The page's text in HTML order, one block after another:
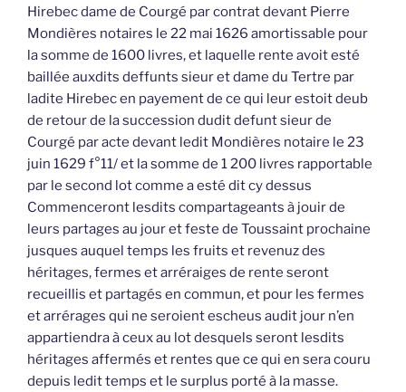
Hirebec dame de Courgé par contrat devant Pierre
Mondières notaires le 22 mai 1626 amortissable pour
la somme de 1600 livres, et laquelle rente avoit esté
baillée auxdits deffunts sieur et dame du Tertre par
ladite Hirebec en payement de ce qui leur estoit deub
de retour de la succession dudit defunt sieur de
Courgé par acte devant ledit Mondières notaire le 23
juin 1629 f°11/ et la somme de 1 200 livres rapportable
par le second lot comme a esté dit cy dessus
Commenceront lesdits compartageants à jouir de
leurs partages au jour et feste de Toussaint prochaine
jusques auquel temps les fruits et revenuz des
héritages, fermes et arréraiges de rente seront
recueillis et partagés en commun, et pour les fermes
et arrérages qui ne seroient escheus audit jour n’en
appartiendra à ceux au lot desquels seront lesdits
héritages affermés et rentes que ce qui en sera couru
depuis ledit temps et le surplus porté à la masse.